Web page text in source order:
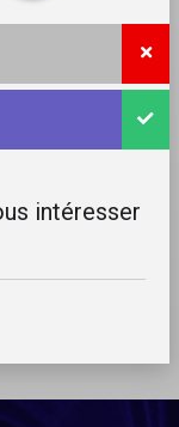
intéresser